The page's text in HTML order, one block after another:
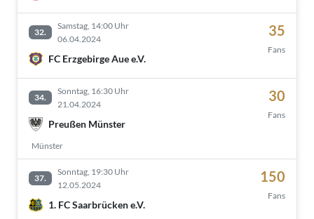
32.
Samstag, 14:00 Uhr
06.04.2024
FC Erzgebirge Aue e.V.
35
Fans
34.
Sonntag, 16:30 Uhr
21.04.2024
Preußen Münster
Münster
30
Fans
37.
Sonntag, 19:30 Uhr
12.05.2024
1. FC Saarbrücken e.V.
150
Fans